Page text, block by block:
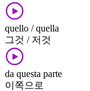
quello / quella
그것 / 저것
da questa parte
이쪽으로